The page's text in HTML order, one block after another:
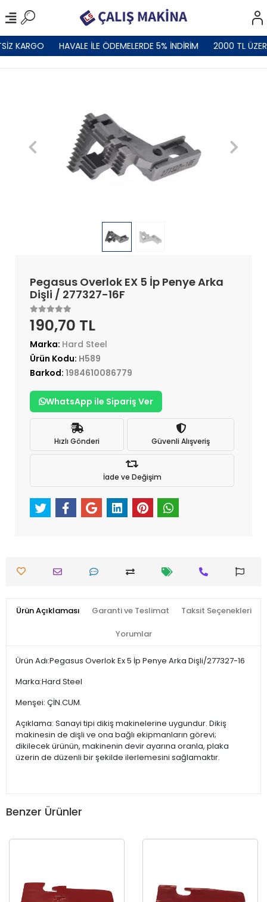
KARGO HAVALE İLE ÖDEMELERDE 5% İNDİRİM 2000 TL
Pegasus Overlok EX 5 İp Penye Arka
Dişli / 277327-16F
190,70 TL
Marka: Hard Steel
Ürün Kodu: H589
Barkod: 1984610086779
WhatsApp ile Sipariş Ver
Hızlı Gönderi Güvenli Alışveriş
İade ve Değişim
Ürün Açıklaması Garanti ve Teslimat Taksit Seçenekleri
Yorumlar
Ürün Adı:Pegasus Overlok Ex 5 İp Penye Arka Dişli/277327-16
Marka:Hard Steel
Menşei: ÇİN.CUM.
Açıklama: Sanayi tipi dikiş makinelerine uygundur. Dikiş
makinesin de dişli ve ona bağlı ekipmanların görevi;
dikilecek ürünün, makinenin devir ayarına oranla, plaka
üzerin de düzenli bir şekilde ilerlemesini sağlamaktır.
Benzer Ürünler